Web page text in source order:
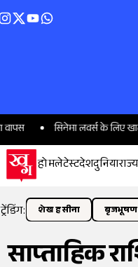
सिनेमा लवर्स के लिए खाली रहेगा
होमलेटेस्टदेशदुनिया
ट्रेंडिंग: शेख हसीना बृजभूषण
साप्ताहिक